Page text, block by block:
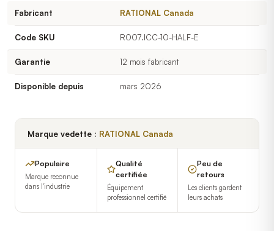
Fabricant RATIONAL Canada
Code SKU R007.ICC-10-HALF-E
Garantie 12 mois fabricant
Disponible depuis mars 2026
Marque vedette : RATIONAL Canada
Populaire
Marque reconnue
dans l'industrie
Qualité
certifiée
Équipement
professionnel certifié
Peu de
retours
Les clients gardent
leurs achats